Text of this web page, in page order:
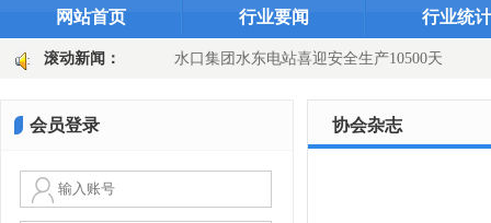
网站首页 行业要闻 行业统计
滚动新闻：
智能防线”（图文) 水口集团水东电站喜迎安全生产10500天
国网长汀县供电公司：主变换“心”提质效 乡镇电网添动能（图文
会员登录 协会杂志